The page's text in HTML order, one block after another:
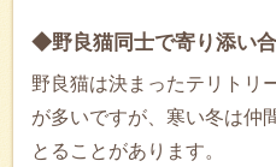
◆野良猫同士で寄り添い合
野良猫は決まったテリトリ
が多いですが、寒い冬は仲
とることがあります。